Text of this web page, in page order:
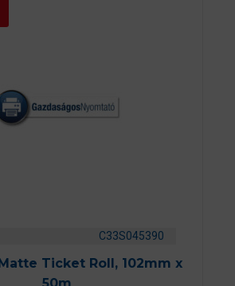
C33S045390
Ticket Roll, 102mm x
50m